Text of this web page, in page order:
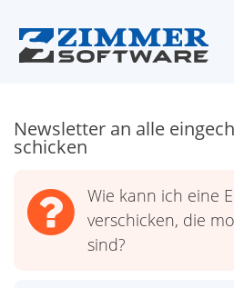
Newsletter an alle
schicken
Wie kann ich eine
verschicken, die
sind?